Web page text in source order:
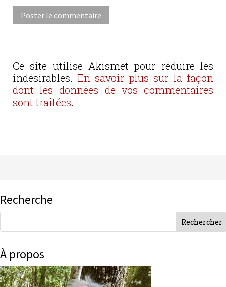
Ce site utilise Akismet pour réduire les
indésirables. En savoir plus sur la façon
dont les données de vos commentaires
sont traitées.
Recherche
À propos